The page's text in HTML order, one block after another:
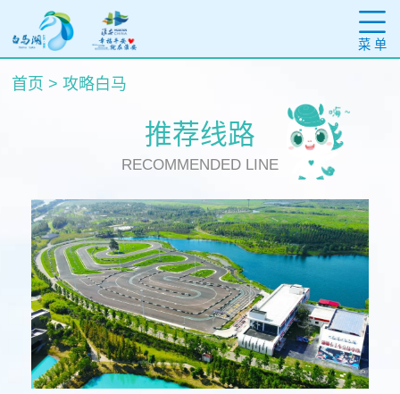
菜 单
首页 >攻略白马
推荐线路
RECOMMENDED LINE